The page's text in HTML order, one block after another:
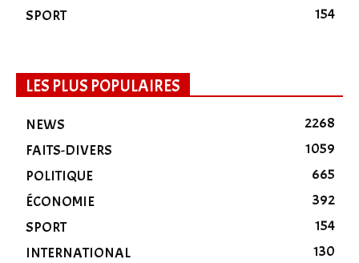
SPORT
154
LES PLUS POPULAIRES
NEWS
2268
FAITS-DIVERS
1059
POLITIQUE
665
ÉCONOMIE
392
SPORT
154
INTERNATIONAL
130